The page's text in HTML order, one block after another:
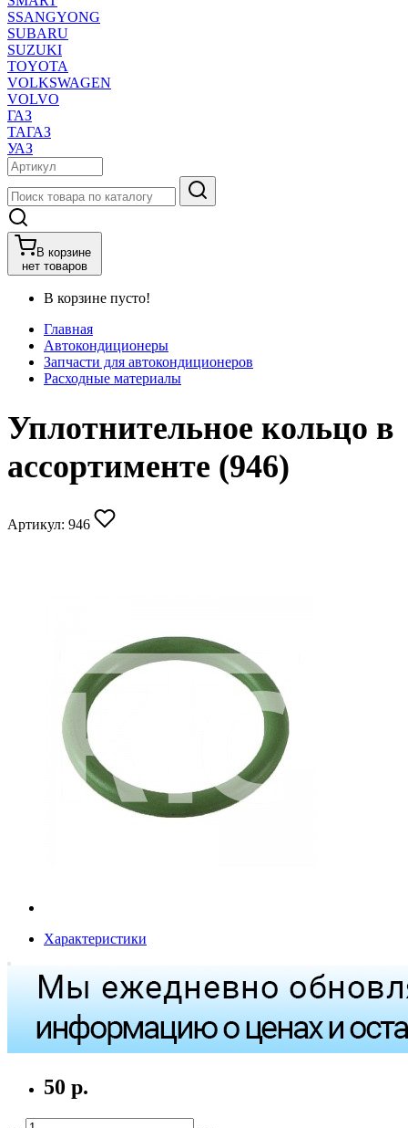
SSANGYONG
SUBARU
SUZUKI
TOYOTA
VOLKSWAGEN
VOLVO
ГАЗ
ТАГАЗ
УАЗ
В корзине
нет товаров
В корзине пусто!
Главная
Автокондиционеры
Запчасти для автокондиционеров
Расходные материалы
Уплотнительное кольцо в
ассортименте (946)
Артикул: 946
Характеристики
50 р.